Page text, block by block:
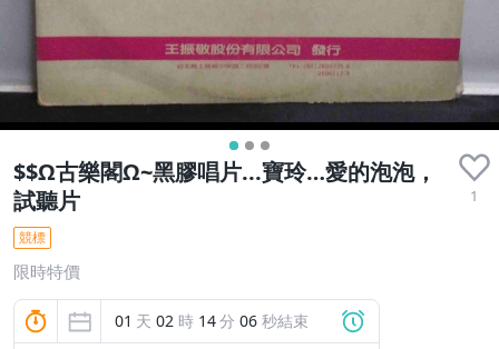
$$Ω古樂閣Ω~黑膠唱片...寶玲…愛的泡泡，
試聽片
1
競標
限時特價
01 天 02 時 14分 05 秒結束